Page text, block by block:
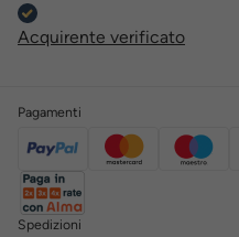
Acquirente verificato
Pagamenti
Spedizioni